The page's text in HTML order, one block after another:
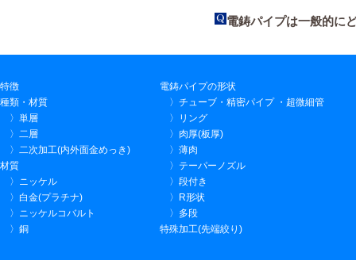
電鋳パイプは一般的に
特徴
電鋳パイプの形状
種類・材質
〉チューブ・精密パイプ ・超微細管
〉単層
〉リング
〉二層
〉肉厚(板厚)
〉二次加工(内外面金めっき)
〉薄肉
材質
〉テーパーノズル
〉ニッケル
〉段付き
〉白金(プラチナ)
〉R形状
〉ニッケルコバルト
〉多段
〉銅
特殊加工(先端絞り)